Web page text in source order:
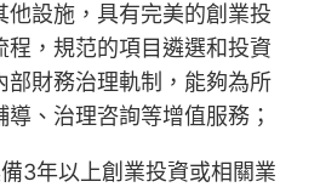
他設施，具有完美的創業投
程，規范的項目遴選和投資
部財務治理軌制，能夠為所
、治理咨詢等增值服務；
3年以上創業投資或相關業